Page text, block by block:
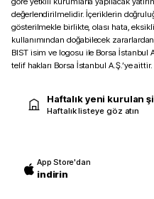
değerlendirilmelidir. İçeriklerin
gösterilmekle birlikte, olası hata,
kullanımından doğabilecek
BIST isim ve logosu ile Borsa İstanbul
telif hakları Borsa İstanbul A.Ş.’ye aittir.
Haftalık yeni kurulan
Haftalık listeye göz atın
App Store'dan
indirin